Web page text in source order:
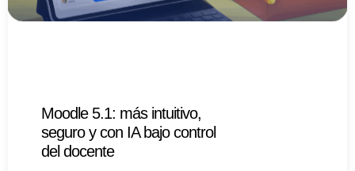
Moodle 5.1: más intuitivo,
seguro y con IA bajo control
del docente